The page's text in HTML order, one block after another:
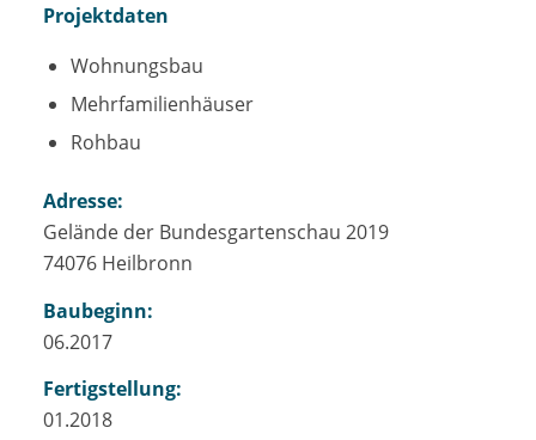
Projektdaten
Wohnungsbau
Mehrfamilienhäuser
Rohbau
Adresse:
Gelände der Bundesgartenschau 2019
74076 Heilbronn
Baubeginn:
06.2017
Fertigstellung:
01.2018